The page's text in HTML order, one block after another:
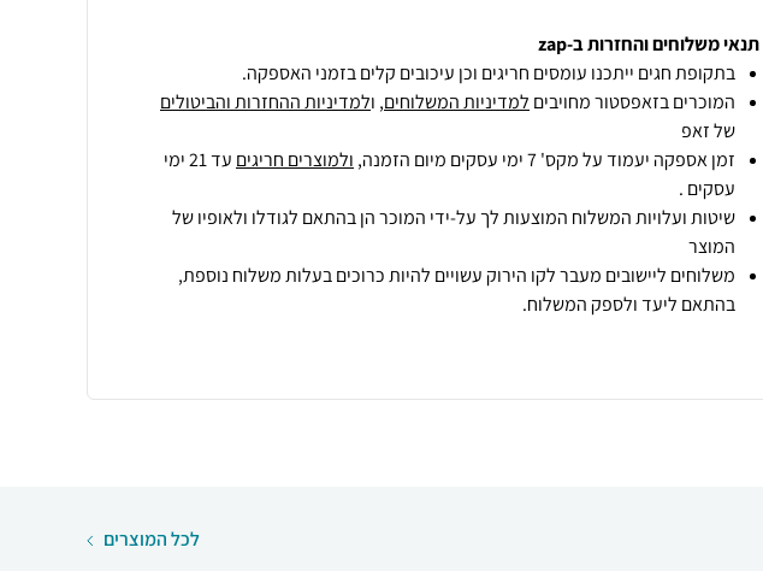
תנאי משלוחים והחזרות ב-zap
בתקופת חגים ייתכנו עומסים חריגים וכן עיכובים קלים בזמני האספקה.
המוכרים בזאפסטור מחויבים למדיניות המשלוחים, ולמדיניות ההחזרות והביטולים
של זאפ
זמן אספקה יעמוד על מקס' 7 ימי עסקים מיום הזמנה,
ולמוצרים חריגים
עד 21 ימי
עסקים .
שיטות ועלויות המשלוח המוצעות לך על-ידי המוכר הן בהתאם לגודלו ולאופיו של
המוצר
משלוחים ליישובים מעבר לקו הירוק עשויים להיות כרוכים בעלות משלוח נוספת,
בהתאם ליעד ולספק המשלוח.
לכל המוצרים